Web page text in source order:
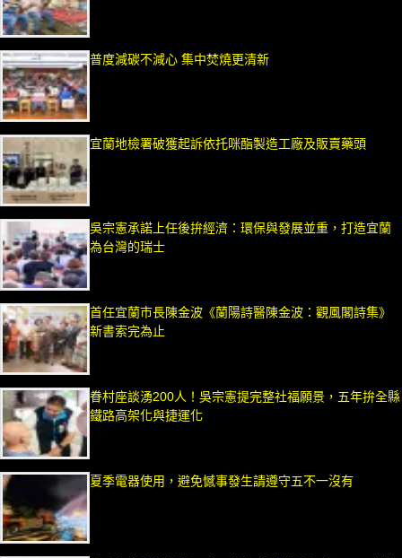
普度減碳不減心 集中焚燒更清新
宜蘭地檢署破獲起訴依托咪酯製造工廠及販賣藥頭
吳宗憲承諾上任後拚經濟：環保與發展並重，打造宜蘭
為台灣的瑞士
首任宜蘭市長陳金波《蘭陽詩醫陳金波：觀風閣詩集》
新書索完為止
眷村座談湧200人！吳宗憲提完整社福願景，五年拚全縣
鐵路高架化與捷運化
夏季電器使用，避免憾事發生請遵守五不一沒有